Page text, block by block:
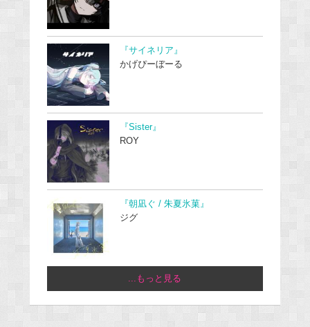
『サイネリア』
かげぴーぼーる
『Sister』
ROY
『朝凪ぐ / 朱夏氷菓』
ジグ
...もっと見る